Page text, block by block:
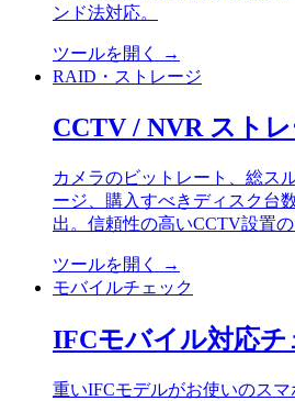
ンド法対応。
ツールを開く
→
RAID・ストレージ
CCTV / NVR スト
カメラのビットレート、総ス
ージ、購入すべきディスク台
出。信頼性の高いCCTV設置の
ツールを開く
→
モバイルチェック
IFCモバイル対応チ
重いIFCモデルがお使いのスマ